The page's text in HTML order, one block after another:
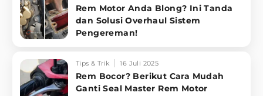
Rem Motor Anda Blong? Ini Tanda
dan Solusi Overhaul Sistem
Pengereman!
Tips & Trik 16 Juli 2025
Rem Bocor? Berikut Cara Mudah
Ganti Seal Master Rem Motor